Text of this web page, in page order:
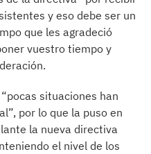
y eso debe ser un
que les agradeció
vuestro tiempo y
situaciones han
por lo que la puso en
la nueva directiva
el nivel de los